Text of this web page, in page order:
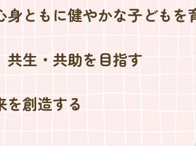
ともに健やかな子どもを
共生・共助を目指す
を創造する